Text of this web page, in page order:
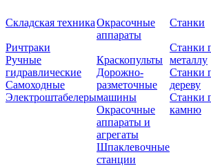
Складская техника
Ричтраки
Ручные
гидравлические
Самоходные
Электроштабелеры
Окрасочные
аппараты
Краскопульты
Дорожно-
разметочные
машины
Окрасочные
аппараты и
агрегаты
Шпаклевочные
станции
Станки
Станки
металлу
Станки
дереву
Станки
камню